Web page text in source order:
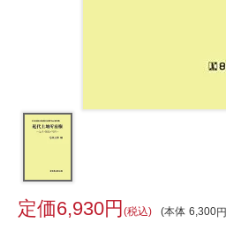
本体 6,300
6,930 税込